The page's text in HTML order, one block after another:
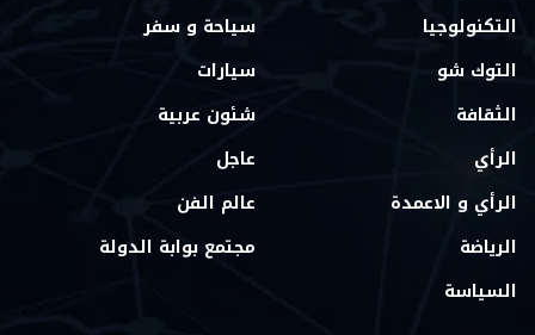
التكنولوجيا
التوك شو
الثقافة
الرأي
الرأي و الاعمدة
الرياضة
السياسة
سياحة و سفر
سيارات
شئون عربية
عاجل
عالم الفن
مجتمع بوابة الدولة